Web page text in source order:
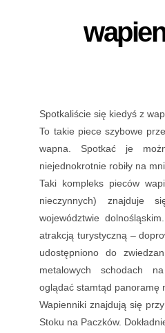
Spotkaliście się kiedyś z
To takie piece szybowe
wapna. Spotkać je
niejednokrotnie robiły na
Taki kompleks pieców
nieczynnych) znajduje
województwie
atrakcją turystyczną –
udostępniono do
metalowych schodach
oglądać stamtąd panoramę
Wapienniki znajdują się
Stoku na Paczków.